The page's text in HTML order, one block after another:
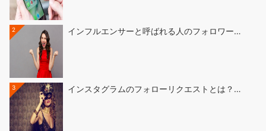
2 インフルエンサーと呼ばれる人のフォロワー…
3 インスタグラムのフォローリクエストとは？…